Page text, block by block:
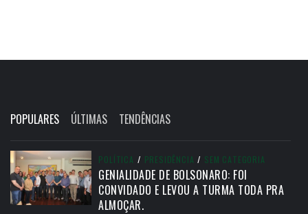
POPULARES ÚLTIMAS TENDÊNCIAS
POLÍTICA / PRESIDÊNCIA / SEM CATEGORIA
GENIALIDADE DE BOLSONARO: FOI
CONVIDADO E LEVOU A TURMA TODA PRA
ALMOÇAR.